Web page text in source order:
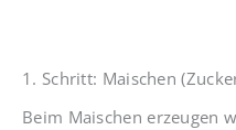
1. Schritt: Maischen
Beim Maischen erzeugen